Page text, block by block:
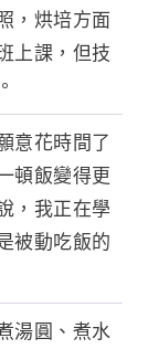
，烘培方面
上課，但技
意花時間了
頓飯變得更
，我正在學
被動吃飯的
湯圓、煮水